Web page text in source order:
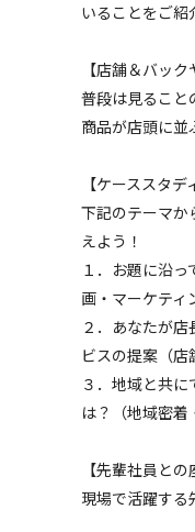
いることをご紹
【店舗＆バック
普段は見ること
商品が店頭に並
【ケーススタデ
下記のテーマか
えよう！
１．お題に沿
画・マーケティ
２．あなたが
ビスの提案（店
３．地域と共
は？（地域密着
【先輩社員との
現場で活躍する